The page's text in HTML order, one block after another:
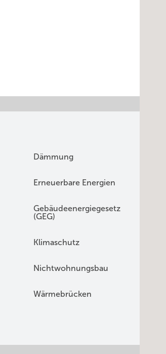
Dämmung
Erneuerbare Energien
Gebäudeenergiegesetz
(GEG)
Klimaschutz
Nichtwohnungsbau
Wärmebrücken